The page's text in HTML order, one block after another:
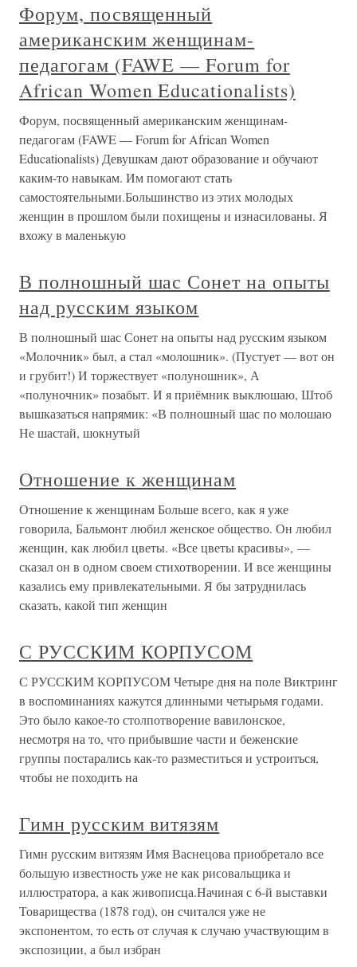
Форум, посвященный
американским женщинам-
педагогам (FAWE — Forum for
African Women Educationalists)
Форум, посвященный американским женщинам-
педагогам (FAWE — Forum for African Women
Educationalists) Девушкам дают образование и обучают
каким-то навыкам. Им помогают стать
самостоятельными.Большинство из этих молодых
женщин в прошлом были похищены и изнасилованы. Я
вхожу в маленькую
В полношный шас Сонет на опыты
над русским языком
В полношный шас Сонет на опыты над русским языком
«Молочник» был, а стал «молошник». (Пустует — вот он
и грубит!) И торжествует «полуношник», А
«полуночник» позабыт. И я приёмник выклюшаю, Штоб
вышказаться напрямик: «В полношный шас по молошаю
Не шастай, шокнутый
Отношение к женщинам
Отношение к женщинам Больше всего, как я уже
говорила, Бальмонт любил женское общество. Он любил
женщин, как любил цветы. «Все цветы красивы», —
сказал он в одном своем стихотворении. И все женщины
казались ему привлекательными. Я бы затруднилась
сказать, какой тип женщин
С РУССКИМ КОРПУСОМ
С РУССКИМ КОРПУСОМ Четыре дня на поле Виктринг
в воспоминаниях кажутся длинными четырьмя годами.
Это было какое-то столпотворение вавилонское,
несмотря на то, что прибывшие части и беженские
группы постарались как-то разместиться и устроиться,
чтобы не походить на
Гимн русским витязям
Гимн русским витязям Имя Васнецова приобретало все
большую известность уже не как рисовальщика и
иллюстратора, а как живописца.Начиная с 6-й выставки
Товарищества (1878 год), он считался уже не
экспонентом, то есть от случая к случаю участвующим в
экспозиции, а был избран